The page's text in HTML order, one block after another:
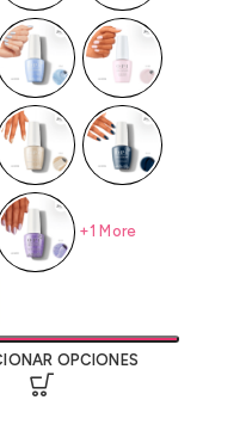
+1 More
OPCIONES